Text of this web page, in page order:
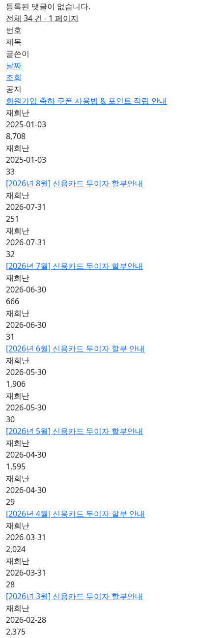
등록된 댓글이 없습니다.
전체 34 건 - 1 페이지
번호
제목
글쓴이
날짜
조회
공지
회원가입 축하 쿠폰 사용법 & 포인트 적립 안내
재희난
2025-01-03
8,708
재희난
2025-01-03
33
[2026년 8월] 신용카드 무이자 할부안내
재희난
2026-07-31
251
재희난
2026-07-31
32
[2026년 7월] 신용카드 무이자 할부안내
재희난
2026-06-30
666
재희난
2026-06-30
31
[2026년 6월] 신용카드 무이자 할부 안내
재희난
2026-05-30
1,906
재희난
2026-05-30
30
[2026년 5월] 신용카드 무이자 할부안내
재희난
2026-04-30
1,595
재희난
2026-04-30
29
[2026년 4월] 신용카드 무이자 할부 안내
재희난
2026-03-31
2,024
재희난
2026-03-31
28
[2026년 3월] 신용카드 무이자 할부안내
재희난
2026-02-28
2,375